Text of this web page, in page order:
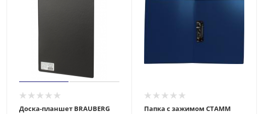
Доска-планшет BRAUBERG
Папка с зажимом СТАММ